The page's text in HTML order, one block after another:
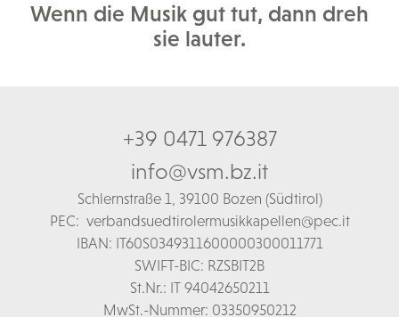
Wenn die Musik gut tut, dann dreh
sie lauter.
+39 0471 976387
info@vsm.bz.it
Schlernstraße 1, 39100 Bozen (Südtirol)
PEC: verbandsuedtirolermusikkapellen@pec.it
IBAN: IT60S0349311600000300011771
SWIFT-BIC: RZSBIT2B
St.Nr.: IT 94042650211
MwSt.-Nummer: 03350950212